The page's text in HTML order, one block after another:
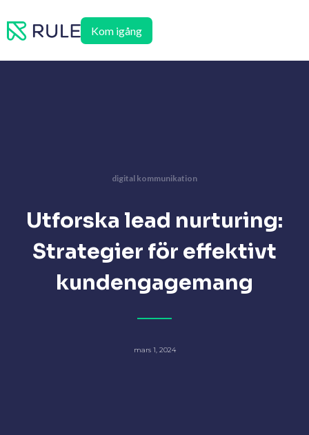
till
Kom igång
digital kommunikation
Utforska lead nurturing:
Strategier för effektivt
kundengagemang
mars 1, 2024